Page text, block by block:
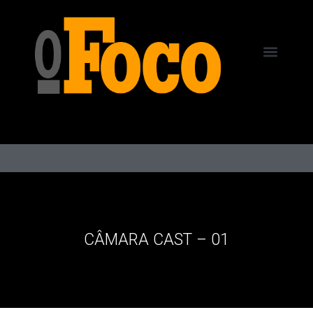
CÂMARA CAST – 01